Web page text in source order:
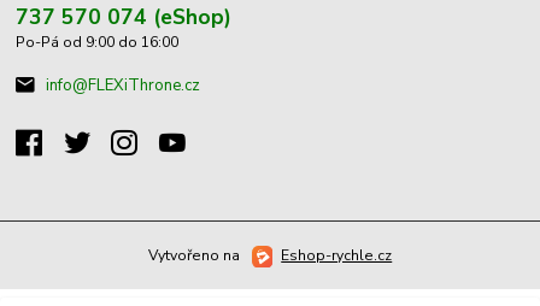
737 570 074 (eShop)
Po-Pá od 9:00 do 16:00
info@FLEXiThrone.cz
Vytvořeno na Eshop-rychle.cz